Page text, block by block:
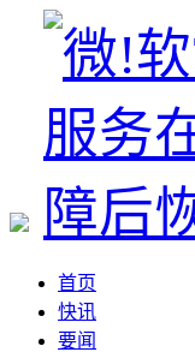
首页
快讯
要闻